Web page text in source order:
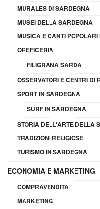
MURALES DI SARDEGNA
MUSEI DELLA SARDEGNA
MUSICA E CANTI POPOLARI
OREFICERIA
FILIGRANA SARDA
OSSERVATORI E CENTRI DI
SPORT IN SARDEGNA
SURF IN SARDEGNA
STORIA DELL'ARTE DELLA
TRADIZIONI RELIGIOSE
TURISMO IN SARDEGNA
ECONOMIA E MARKETING
COMPRAVENDITA
MARKETING